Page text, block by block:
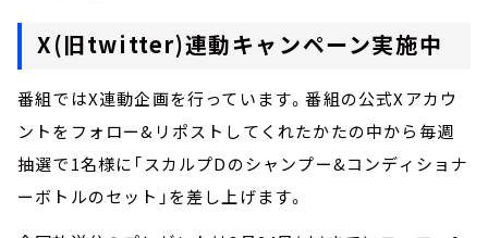
X(旧twitter)連動キャンペーン実施中
番組ではX連動企画を行っています。番組の公式Xアカウ
ントをフォロー&リポストしてくれたかたの中から毎週
抽選で1名様に「スカルプDのシャンプー&コンディショナ
ーボトルのセット」を差し上げます。